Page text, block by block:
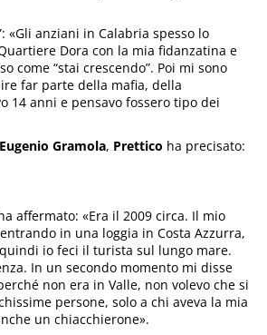
«Gli anziani in Calabria spesso lo
Dora con la mia fidanzatina e
come “stai crescendo”. Poi mi sono
far parte della mafia, della
14 anni e pensavo fossero tipo dei
Eugenio Gramola, Prettico ha precisato:
affermato: «Era il 2009 circa. Il mio
in una loggia in Costa Azzurra,
io feci il turista sul lungo mare.
In un secondo momento mi disse
non era in Valle, non volevo che si
persone, solo a chi aveva la mia
un chiacchierone».